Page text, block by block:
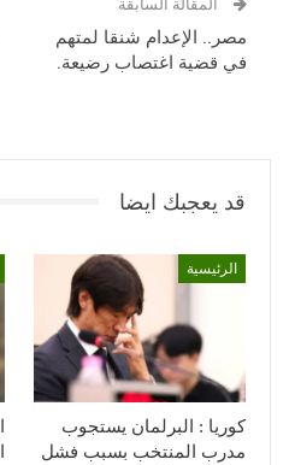
المقالة السابقة
مصر.. الإعدام شنقا لمتهم
في قضية اغتصاب رضيعة.
قد يعجبك ايضا
الرئيسية
كوريا : البرلمان يستجوب
مدرب المنتخب بسبب فشل